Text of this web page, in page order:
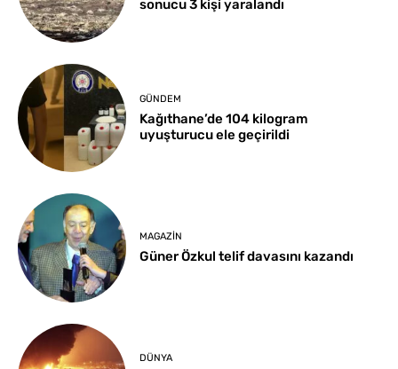
sonucu 3 kişi yaralandı
GÜNDEM
Kağıthane’de 104 kilogram
uyuşturucu ele geçirildi
MAGAZIN
Güner Özkul telif davasını kazandı
DÜNYA